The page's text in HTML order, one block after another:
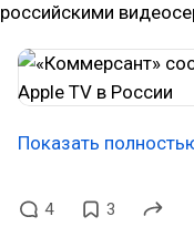
российскими
Показать
4 3